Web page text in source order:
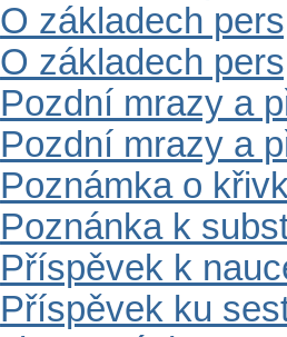
O základech
O základech
Pozdní mrazy a
Pozdní mrazy a
Poznámka o
Poznánka k
Příspěvek k
Příspěvek ku